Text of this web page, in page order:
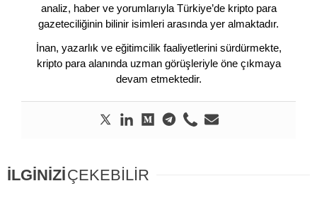
analiz, haber ve yorumlarıyla Türkiye’de kripto para
gazeteciliğinin bilinir isimleri arasında yer almaktadır.
İnan, yazarlık ve eğitimcilik faaliyetlerini sürdürmekte,
kripto para alanında uzman görüşleriyle öne çıkmaya
devam etmektedir.
İLGİNİZİÇEKEBİLİR